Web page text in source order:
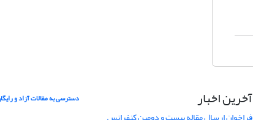
آخرین اخبار دسترسی به مقالات آزاد و